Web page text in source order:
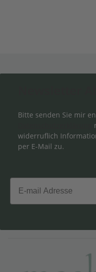
Bitte senden Sie mir
widerruflich
per E-Mail zu.
Email